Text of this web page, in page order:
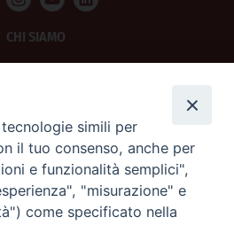
CHI SIAMO
SCRIVICI
srl - P.iva 05125420280
i contributi pubblici all'editoria.
simili per
il tuo consenso, anche per
e funzionalità semplici",
"misurazione" e
come specificato nella